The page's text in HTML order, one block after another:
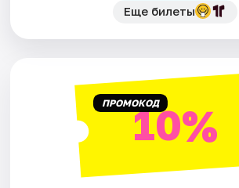
Еще билеты
ПРОМОКОД10%